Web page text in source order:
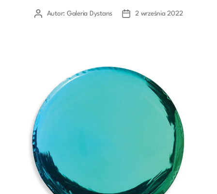
AutorAutor: Galeria Dystans
Data2 września 2022